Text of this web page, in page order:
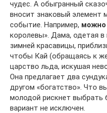
чудес. А обыгранный
вносит знаковый элемент
событие. Например, можно
королевы». Дама, одетая в
зимней красавицы,
чтобы Кай (обращаясь к
царство льда, искушая
Она предлагает два
другом «богатство». Что
молодой рискнет выбрать
вариант не исключен.